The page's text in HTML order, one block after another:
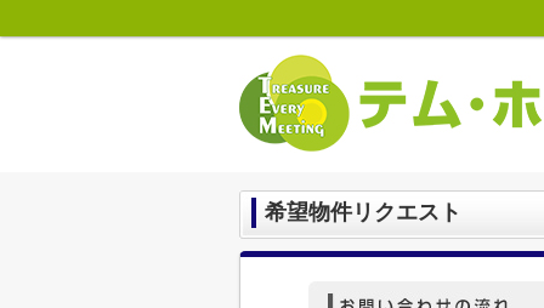
希望物件リクエスト